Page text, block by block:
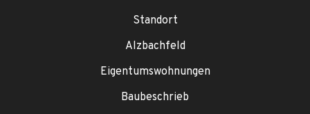
Standort
Alzbachfeld
Eigentumswohnungen
Baubeschrieb